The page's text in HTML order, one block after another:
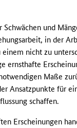
Schwächen und
in der
einem nicht zu
ernsthafte
Maße
Ansatzpunkte für
schaffen.
Erscheinungen